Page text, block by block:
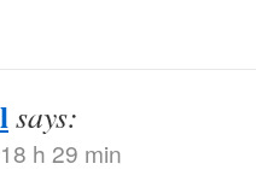
says:
h 29 min